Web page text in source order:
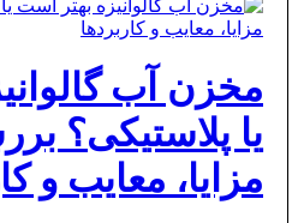
مخزن آب
یا پلاستیکی؟
مزایا، معایب و